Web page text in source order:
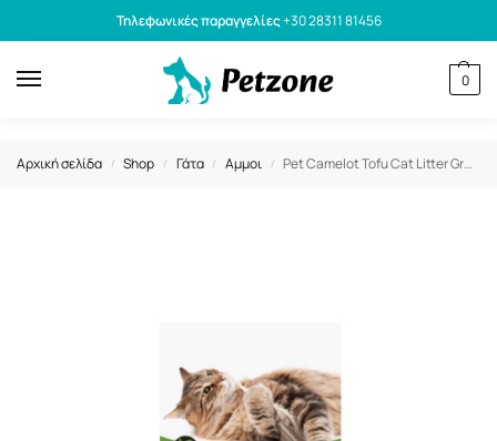
Τηλεφωνικές παραγγελίες+30 28311 81456
0
Αρχική σελίδα / Shop / Γάτα / Αμμοι / Pet Camelot Tofu Cat Litter Green Tea Άμμος Γάτας Πράσινο Τσάι 2.5kg